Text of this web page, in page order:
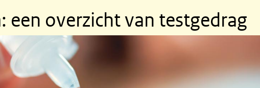
een overzicht van testgedrag